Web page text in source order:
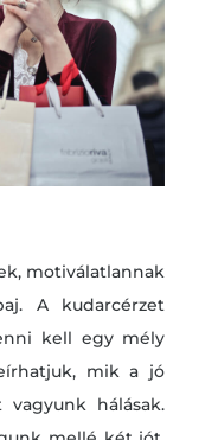
motiválatlannak
A kudarcérzet
kell egy mély
mik a jó
hálásak.